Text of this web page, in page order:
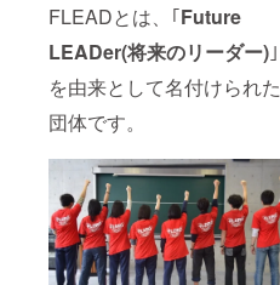
FLEADとは、｢Future
LEADer(将来のリーダー)｣
を由来として名付けられた
団体です。